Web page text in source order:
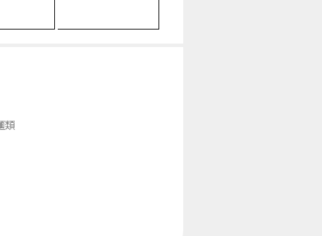
類